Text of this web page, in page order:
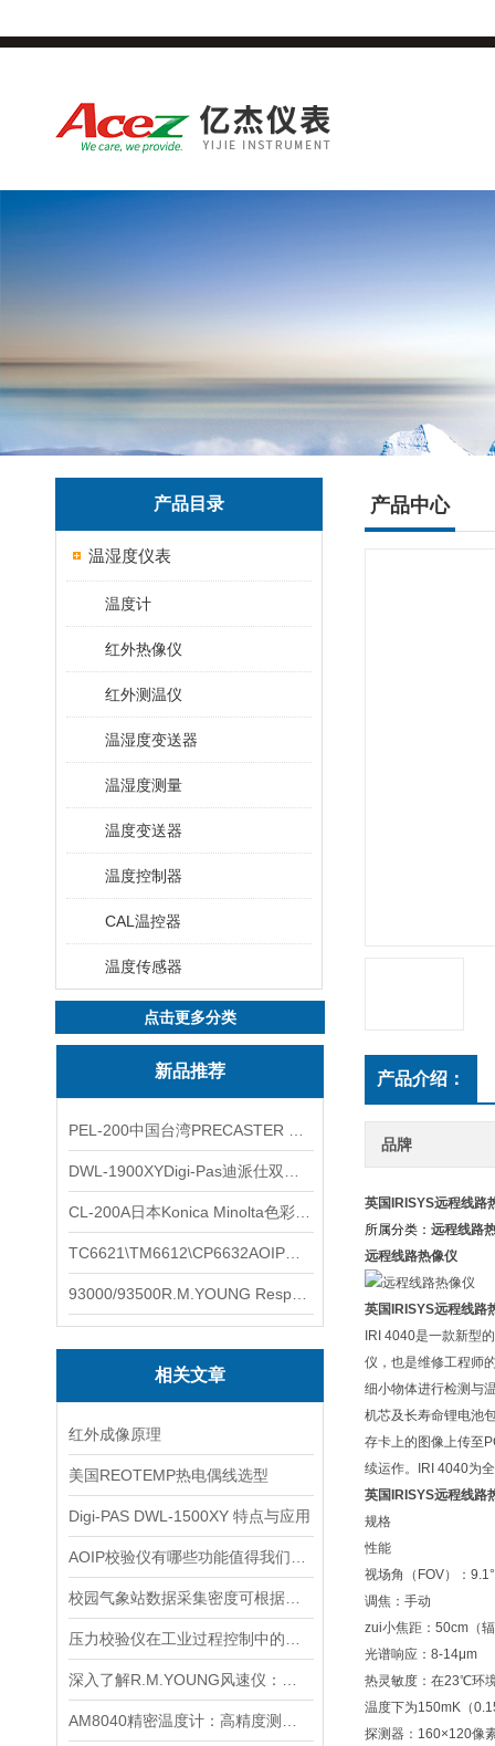
产品目录
温湿度仪表
温度计
红外热像仪
红外测温仪
温湿度变送器
温湿度测量
温度变送器
温度控制器
CAL温控器
温度传感器
点击更多分类
新品推荐
相关文章
红外成像原理
美国REOTEMP热电偶线选型
Digi-PAS DWL-1500XY 特点与应用
产品中心
产品介绍：
品牌
英国IRISYS远程线路
所属分类： 远程线路
远程线路热像仪
英国IRISYS远程线路
IRI 4040是一款新型
仪，也是维修工程师
细小物体进行检测与
机芯及长寿命锂电池
存卡上的图像上传至
续运作。IRI 4040为
英国IRISYS远程线路
规格
性能
视场角（FOV）：
调焦：手动
zui小焦距：50cm（
光谱响应：8-14μm
热灵敏度：在23℃环
温度下为150mK（
探测器：160×120像